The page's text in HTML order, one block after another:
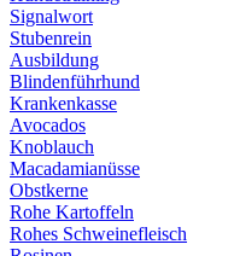
Signalwort
Stubenrein
Ausbildung
Blindenführhund
Krankenkasse
Avocados
Knoblauch
Macadamianüsse
Obstkerne
Rohe Kartoffeln
Rohes Schweinefleisch